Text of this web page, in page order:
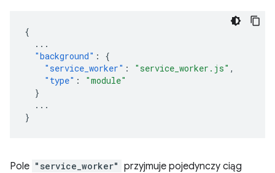
{
...
"background" :
{
"service_worker" : "service_worker.js" ,
"type" :
"module"
}
...
}
Pole "service_worker" przyjmuje pojedynczy ciąg